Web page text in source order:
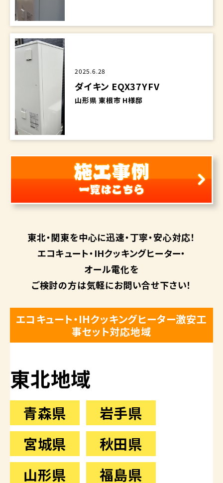
2025.6.28
ダイキン EQX37YFV
山形県 東根市 H様邸
東北・関東を中心に迅速・丁寧・安心対応！
エコキュート・IHクッキングヒーター・
オール電化を
ご検討の方は気軽にお問い合せ下さい！
エコキュート・IHクッキングヒーター激安工
事セット対応地域
東北地域
青森県
岩手県
宮城県
秋田県
山形県
福島県